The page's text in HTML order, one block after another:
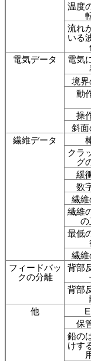
温度
流れ
いる
電気データ
電気
境
動
操
斜
繊維データ
クラ
グ
緩
数
繊維
繊維
の
最低
繊維
フィードバッ
クの分離
背部
背部
他
保
鉛の
けす